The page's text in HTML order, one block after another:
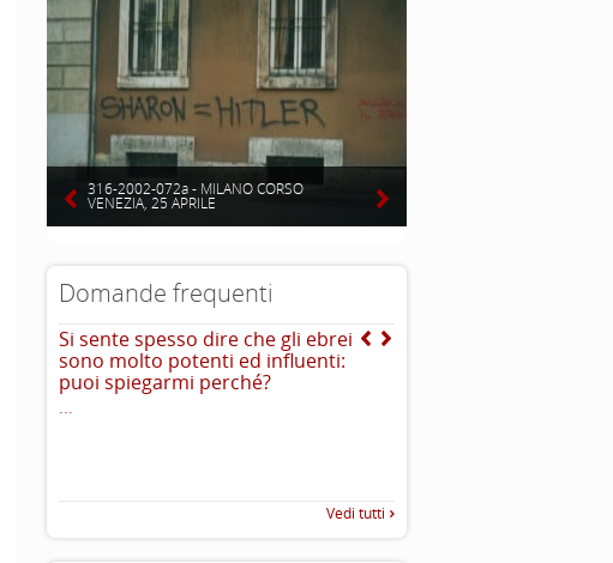
316-2002-072a - MILANO CORSO
VENEZIA, 25 APRILE
Domande frequenti
Si sente spesso dire che gli ebrei
sono molto potenti ed influenti:
puoi spiegarmi perché?
...
Vedi tutti